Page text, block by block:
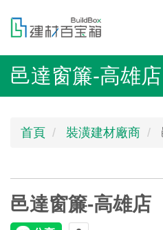
容邑達窗簾-高雄店
首頁 裝潢建材廠商
邑達窗簾-高雄店